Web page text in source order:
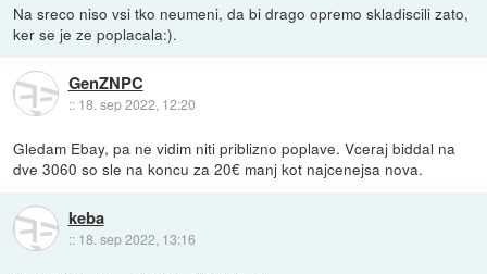
Na sreco niso vsi tko neumeni, da bi drago opremo skladiscili zato,
ker se je ze poplacala:).
GenZNPC
:: 18. sep 2022, 12:20
Gledam Ebay, pa ne vidim niti priblizno poplave. Vceraj biddal na
dve 3060 so sle na koncu za 20€ manj kot najcenejsa nova.
keba
:: 18. sep 2022, 13:16